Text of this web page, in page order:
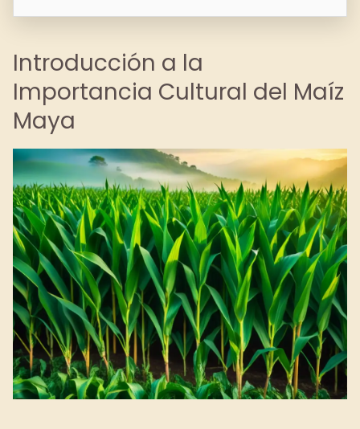
Introducción a la
Importancia Cultural del Maíz
Maya